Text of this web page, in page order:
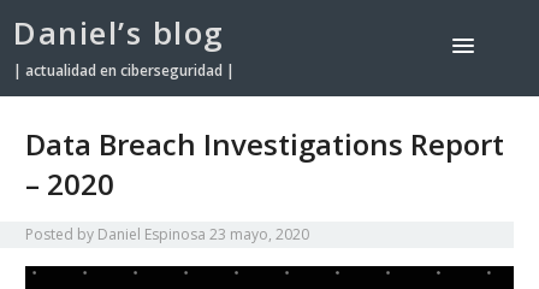
Daniel’s blog
| actualidad en ciberseguridad |
Data Breach Investigations Report
– 2020
Posted by Daniel Espinosa 23 mayo, 2020